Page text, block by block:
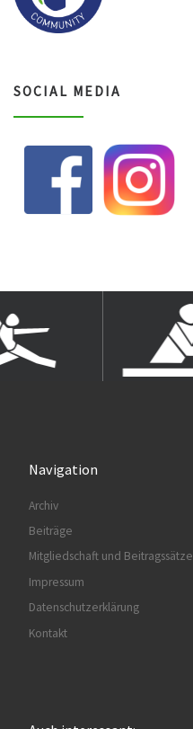
SOCIAL MEDIA
Navigation
Archiv
Beiträge
Mitgliedschaft und Beitragssätze
Impressum
Datenschutzerklärung
Kontakt